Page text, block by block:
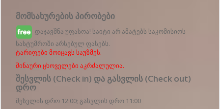
მომსახურების პირობები
დაჯავშნა უფასოა! საიტი არ ამატებს საკომისიოს
სასტუმროში არსებულ ფასებს.
ტარიფები მოიცავს საუზმეს.
შინაური ცხოველები აკრძალულია.
შესვლის (Check in) და გასვლის (Check out)
დრო
შესვლის დრო 12:00; გასვლის დრო 11:00